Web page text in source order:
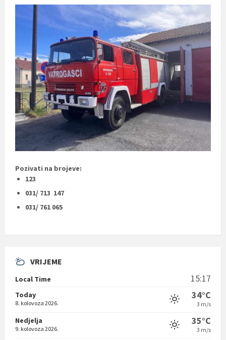
Pozivati na brojeve:
123
031/ 713 147
031/ 761 065
VRIJEME
Local Time 15:17
Today
8. kolovoza 2026.
34°C
3 m/s
Nedjelja
9. kolovoza 2026.
35°C
3 m/s